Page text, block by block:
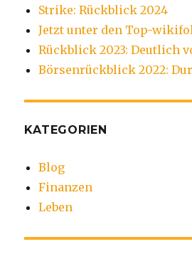
Strike: Rückblick 2024
Jetzt unter den Top-
Rückblick 2023: Deutlich
Börsenrückblick 2022:
KATEGORIEN
Blog
Finanzen
Leben